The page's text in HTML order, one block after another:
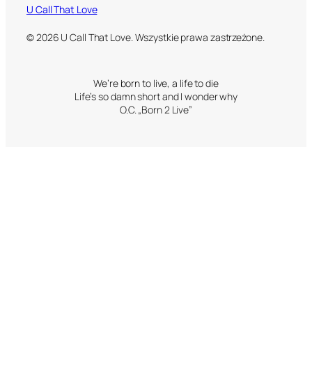
U Call That Love
© 2026 U Call That Love. Wszystkie prawa zastrzeżone.
We’re born to live, a life to die
Life’s so damn short and I wonder why
O.C. „Born 2 Live”